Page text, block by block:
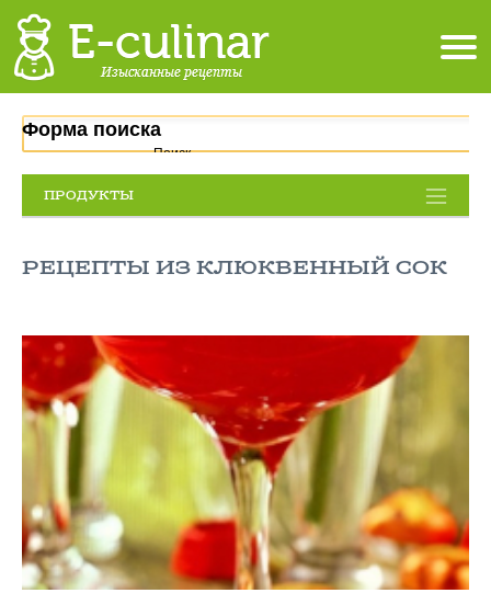
Форма поиска
Поиск
ПРОДУКТЫ
РЕЦЕПТЫ ИЗ КЛЮКВЕННЫЙ СОК